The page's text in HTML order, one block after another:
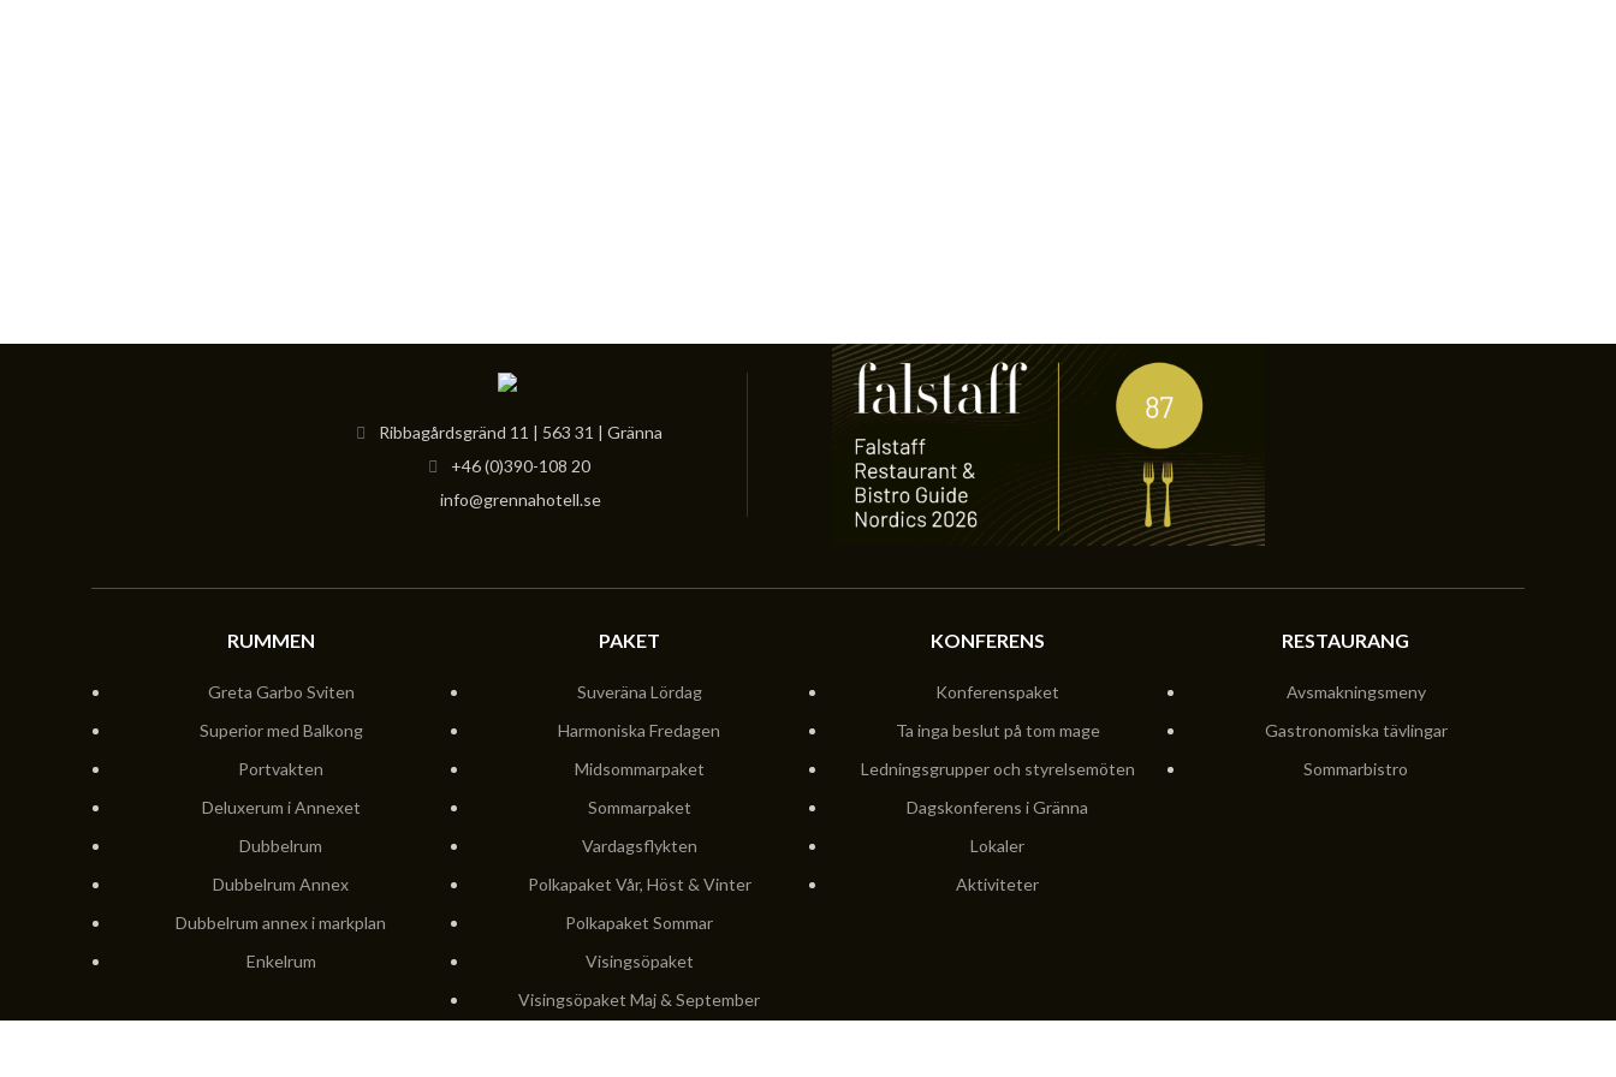
Ribbagårdsgränd 11 | 563 31 | Gränna
+46 (0)390-108 20
info@grennahotell.se
RUMMEN
Greta Garbo Sviten
Superior med Balkong
Portvakten
Deluxerum i Annexet
Dubbelrum
Dubbelrum Annex
Dubbelrum annex i markplan
Enkelrum
PAKET
Suveräna Lördag
Harmoniska Fredagen
Midsommarpaket
Sommarpaket
Vardagsflykten
Polkapaket Vår, Höst & Vinter
Polkapaket Sommar
Visingsöpaket
Visingsöpaket Maj & September
KONFERENS
Konferenspaket
Ta inga beslut på tom mage
Ledningsgrupper och styrelsemöten
Dagskonferens i Gränna
Lokaler
Aktiviteter
RESTAURANG
Avsmakningsmeny
Gastronomiska tävlingar
Sommarbistro